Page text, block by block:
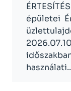
épületei